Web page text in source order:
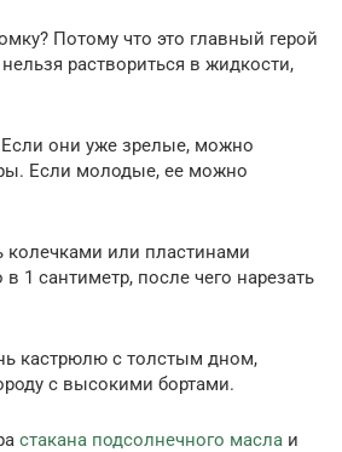
Потому что это главный герой
раствориться в жидкости,
они уже зрелые, можно
Если молодые, ее можно
колечками или пластинами
1 сантиметр, после чего нарезать
кастрюлю с толстым дном,
с высокими бортами.
стакана подсолнечного масла и